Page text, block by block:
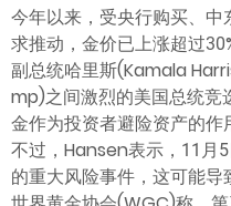
今年以来，受央行购买、
求推动，金价已上涨超过30%
副总统哈里斯(Kamala
mp)之间激烈的美国总统竞
金作为投资者避险资产的作
不过，Hansen表示，11月
的重大风险事件，这可能导